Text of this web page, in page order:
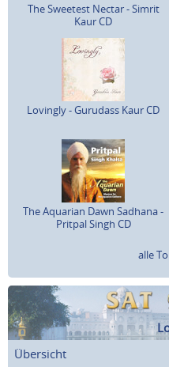
The Sweetest Nectar - Simrit
Kaur CD
Lovingly - Gurudass Kaur CD
The Aquarian Dawn Sadhana -
Pritpal Singh CD
alle
Übersicht